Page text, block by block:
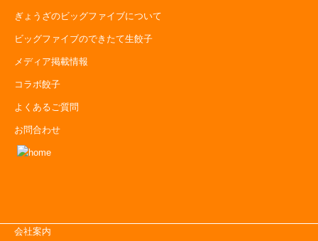
ぎょうざのビッグファイブについて
ビッグファイブのできたて生餃子
メディア掲載情報
コラボ餃子
よくあるご質問
お問合わせ
会社案内